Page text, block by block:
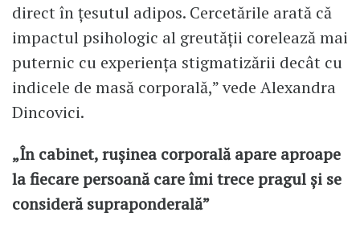
direct în țesutul adipos. Cercetările arată că
impactul psihologic al greutății corelează mai
puternic cu experiența stigmatizării decât cu
indicele de masă corporală,” vede Alexandra
Dincovici.
„În cabinet, rușinea corporală apare aproape
la fiecare persoană care îmi trece pragul și se
consideră supraponderală”